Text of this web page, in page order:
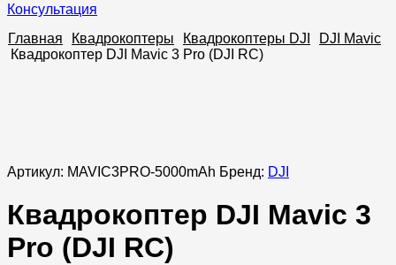
Консультация
Главная
Квадрокоптеры Квадрокоптеры DJI
DJI Mavic
Квадрокоптер DJI Mavic 3 Pro (DJI RC)
Артикул: MAVIC3PRO-5000mAh Бренд: DJI
Квадрокоптер DJI Mavic 3
Pro (DJI RC)